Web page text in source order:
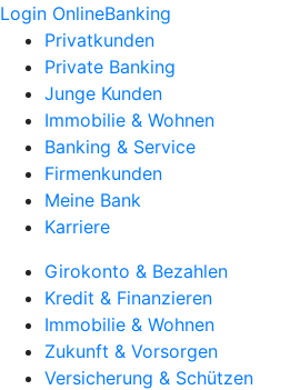
Login OnlineBanking
Privatkunden
Private Banking
Junge Kunden
Immobilie & Wohnen
Banking & Service
Firmenkunden
Meine Bank
Karriere
Girokonto & Bezahlen
Kredit & Finanzieren
Immobilie & Wohnen
Zukunft & Vorsorgen
Versicherung & Schützen